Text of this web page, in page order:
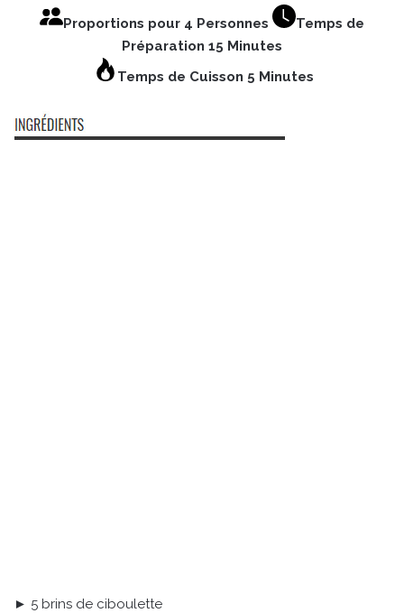
Proportions pour 4 Personnes
Temps de
Préparation 15 Minutes
Temps de Cuisson 5 Minutes
► 5 brins de ciboulette